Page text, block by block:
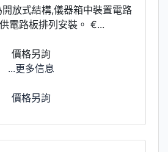
放式結構,儀器箱中裝置電路
電路板排列安裝。 €...
價格另詢
...更多信息
價格另詢